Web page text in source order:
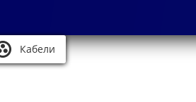
Кабели